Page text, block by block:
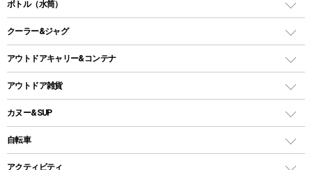
メッシュタープ
自立式タープ
パラソル
テントアクセサリー
ペグ
グランドシート
LEDライト
ヘッドライト
キャンドル
ガストーチ、ライター
焚き火台タイプ（ロースタイル）グリル
卓上タイプグリル
パーティータイプグリル
鉄板、アミ
焚き火台&ストーブ
火起こし
ダッチオーブン
ホットサンドメーカー
クッカーセット
シェラカップ
クッキングツール
ボトル（水筒）
ステンレスボトル
コップ付きタイプ
ワンタッチタイプ
プラスチックボトル
ディズニーボトル
クーラー&ジャグ
クーラーボックス
クーラーバッグ
ウォータージャグ
保冷剤
アウトドアキャリー&コンテナ
アウトドアキャリー
アウトドア雑貨
バックパック&バッグ
リュック、バックパック
カヌー&SUP
インフレータブル
自転車
折りたたみ自転車
アクティビティ